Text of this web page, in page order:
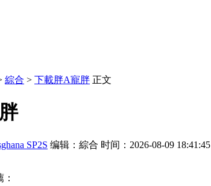
綜合 > 下載胖A寵胖 正文
SP2S 编辑：綜合 时间：2026-08-09 18:41:45